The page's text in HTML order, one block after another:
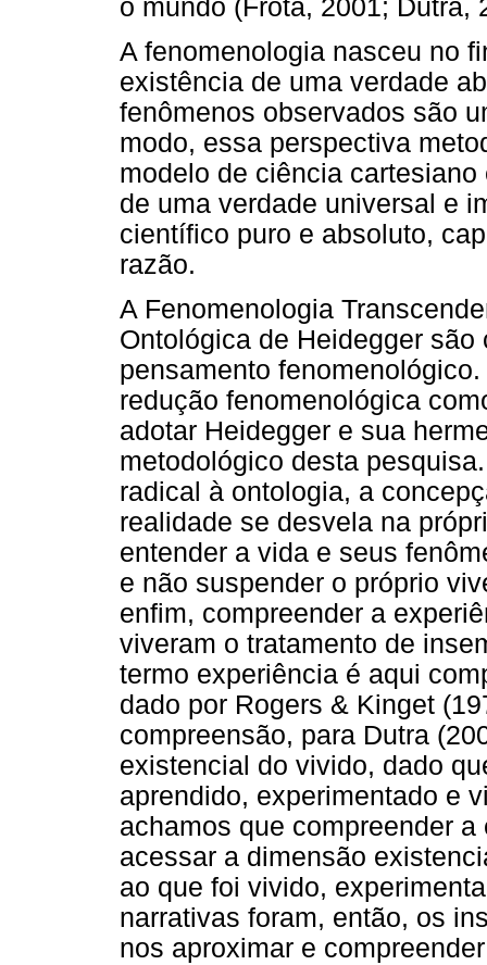
o mundo (Frota, 2001; Dutra,
A fenomenologia nasceu no
existência de uma verdade
fenômenos observados são
modo, essa perspectiva
modelo de ciência
de uma verdade universal e
científico puro e absoluto,
razão.
A Fenomenologia
Ontológica de Heidegger
pensamento
redução fenomenológica
adotar Heidegger e sua
metodológico desta
radical à ontologia, a
realidade se desvela na
entender a vida e seus
e não suspender o próprio
enfim, compreender a
viveram o tratamento de
termo experiência é aqui
dado por Rogers & Kinget
compreensão, para Dutra
existencial do vivido, dado
aprendido, experimentado e
achamos que compreender
acessar a dimensão
ao que foi vivido,
narrativas foram, então, os
nos aproximar e